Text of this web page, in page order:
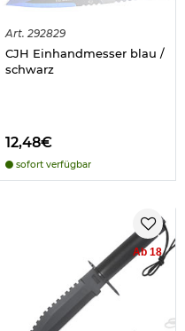
Art. 292829
CJH Einhandmesser blau /
schwarz
12,48€
sofort verfügbar
Ab 18